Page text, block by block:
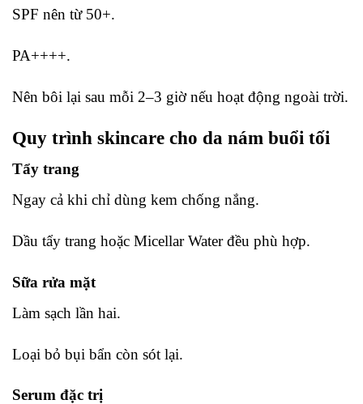
SPF nên từ 50+.
PA++++.
Nên bôi lại sau mỗi 2–3 giờ nếu hoạt động ngoài trời.
Quy trình skincare cho da nám buổi tối
Tẩy trang
Ngay cả khi chỉ dùng kem chống nắng.
Dầu tẩy trang hoặc Micellar Water đều phù hợp.
Sữa rửa mặt
Làm sạch lần hai.
Loại bỏ bụi bẩn còn sót lại.
Serum đặc trị